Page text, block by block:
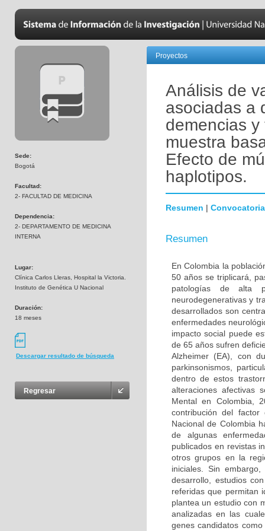
Sede:
Bogotá
Facultad:
2- FACULTAD DE MEDICINA
Dependencia:
2- DEPARTAMENTO DE MEDICINA
INTERNA
Lugar:
Clínica Carlos Lleras, Hospital la Victoria.
Instituto de Genética U Nacional
Duración:
18 meses
Descargar resultado de búsqueda
Regresar
Proyectos
Análisis de
asociadas a
demencias
muestra
Efecto de
haplotipos.
Resumen | Convocatoria
Resumen
En Colombia la
50 años se triplicará,
patologías de alta
neurodegenerativas y
desarrollados son
enfermedades
impacto social puede
de 65 años sufren
Alzheimer (EA), con
parkinsonismos,
dentro de estos
alteraciones afectivas
Mental en Colombia,
contribución del
Nacional de Colombia
de algunas
publicados en revistas
otros grupos en la
iniciales. Sin
desarrollo, estudios
referidas que permitan
plantea un estudio con
analizadas en las
genes candidatos